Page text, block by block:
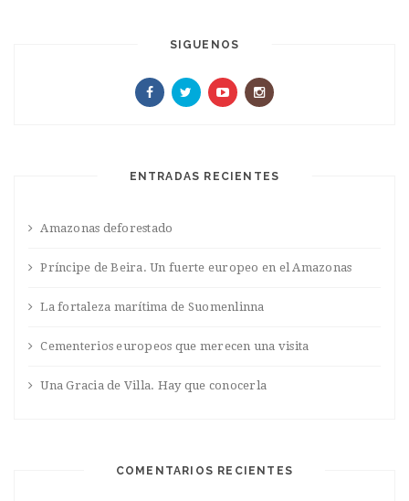
SIGUENOS
ENTRADAS RECIENTES
Amazonas deforestado
Príncipe de Beira. Un fuerte europeo en el Amazonas
La fortaleza marítima de Suomenlinna
Cementerios europeos que merecen una visita
Una Gracia de Villa. Hay que conocerla
COMENTARIOS RECIENTES